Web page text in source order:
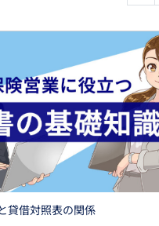
貸借対照表の関係